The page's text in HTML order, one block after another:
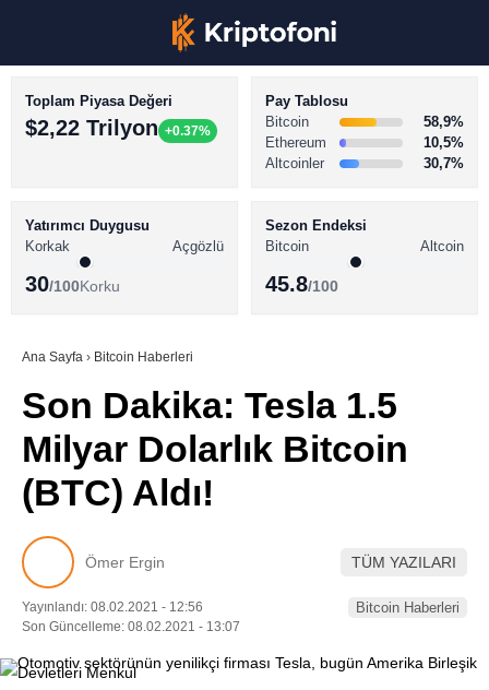
Youtube
TikTok
BİTCOİN HABERLERİ
ALTCOİN HABERLERİ
SÖZLÜK
Toplam Piyasa Değeri
$2,22 Trilyon +0.37%
Pay Tablosu
Bitcoin
58,9%
Ethereum
10,5%
Altcoinler
30,7%
Yatırımcı Duygusu
Korkak
Açgözlü
30/100Korku
Sezon Endeksi
Bitcoin
Altcoin
45.8/100
Ana Sayfa › Bitcoin Haberleri
Son Dakika: Tesla 1.5
Milyar Dolarlık Bitcoin
(BTC) Aldı!
Ömer Ergin TÜM YAZILARI
Yayınlandı: 08.02.2021 - 12:56
Son Güncelleme: 08.02.2021 - 13:07
Bitcoin Haberleri